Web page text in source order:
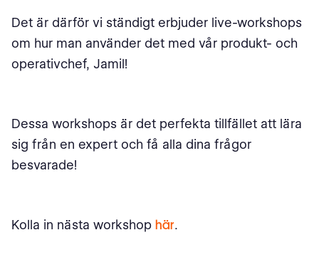
Det är därför vi ständigt erbjuder live-workshops
om hur man använder det med vår produkt- och
operativchef, Jamil!
Dessa workshops är det perfekta tillfället att lära
sig från en expert och få alla dina frågor
besvarade!
Kolla in nästa workshop här.